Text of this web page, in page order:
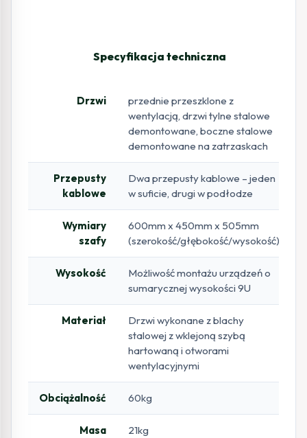
Specyfikacja techniczna
Drzwi
przednie przeszklone z
wentylacją, drzwi tylne stalowe
demontowane, boczne stalowe
demontowane na zatrzaskach
Przepusty
kablowe
Dwa przepusty kablowe – jeden
w suficie, drugi w podłodze
Wymiary
szafy
600mm x 450mm x 505mm
(szerokość/głębokość/wysokość)
Wysokość
Możliwość montażu urządzeń o
sumarycznej wysokości 9U
Materiał
Drzwi wykonane z blachy
stalowej z wklejoną szybą
hartowaną i otworami
wentylacyjnymi
Obciążalność 60kg
Masa 21kg